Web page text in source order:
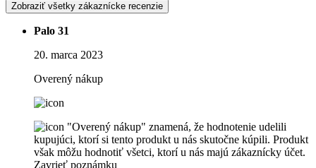
Zobraziť všetky zákaznícke recenzie
Palo 31
20. marca 2023
Overený nákup
"Overený nákup" znamená, že hodnotenie udelili
kupujúci, ktorí si tento produkt u nás skutočne kúpili. Produkt
však môžu hodnotiť všetci, ktorí u nás majú zákaznícky účet.
Zavrieť poznámku